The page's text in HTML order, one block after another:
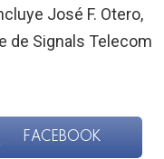
José F. Otero,
de Signals Telecom
FACEBOOK